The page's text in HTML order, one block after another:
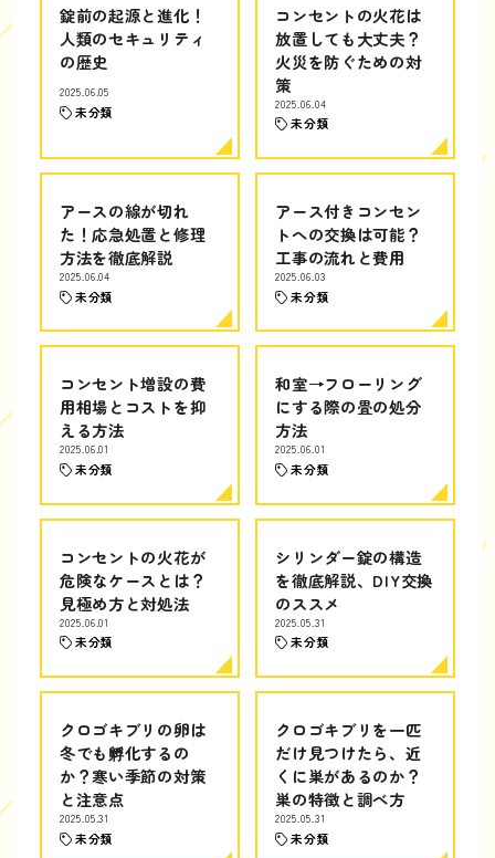
錠前の起源と進化！
人類のセキュリティ
の歴史
2025.06.05
未分類
コンセントの火花は
放置しても大丈夫？
火災を防ぐための対
策
2025.06.04
未分類
アースの線が切れ
た！応急処置と修理
方法を徹底解説
2025.06.04
未分類
アース付きコンセン
トへの交換は可能？
工事の流れと費用
2025.06.03
未分類
コンセント増設の費
用相場とコストを抑
える方法
2025.06.01
未分類
和室→フローリング
にする際の畳の処分
方法
2025.06.01
未分類
コンセントの火花が
危険なケースとは？
見極め方と対処法
2025.06.01
未分類
シリンダー錠の構造
を徹底解説、DIY交換
のススメ
2025.05.31
未分類
クロゴキブリの卵は
冬でも孵化するの
か？寒い季節の対策
と注意点
2025.05.31
未分類
クロゴキブリを一匹
だけ見つけたら、近
くに巣があるのか？
巣の特徴と調べ方
2025.05.31
未分類